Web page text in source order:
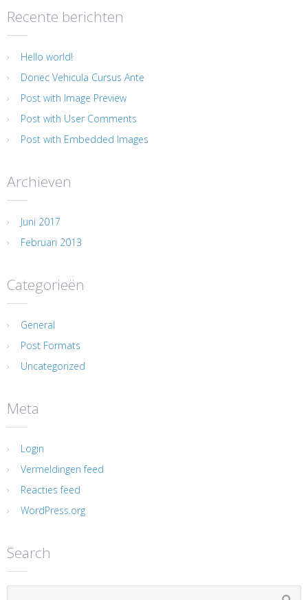
Recente berichten
Hello world!
Donec Vehicula Cursus Ante
Post with Image Preview
Post with User Comments
Post with Embedded Images
Archieven
Juni 2017
Februari 2013
Categorieën
General
Post Formats
Uncategorized
Meta
Login
Vermeldingen feed
Reacties feed
WordPress.org
Search